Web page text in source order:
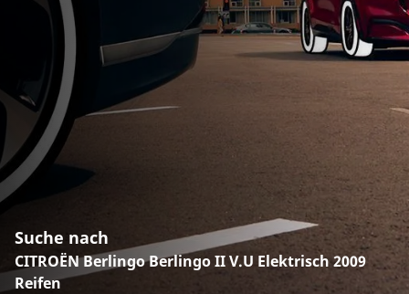
Suche nach
CITROËN Berlingo Berlingo II V.U Elektrisch 2009
Reifen